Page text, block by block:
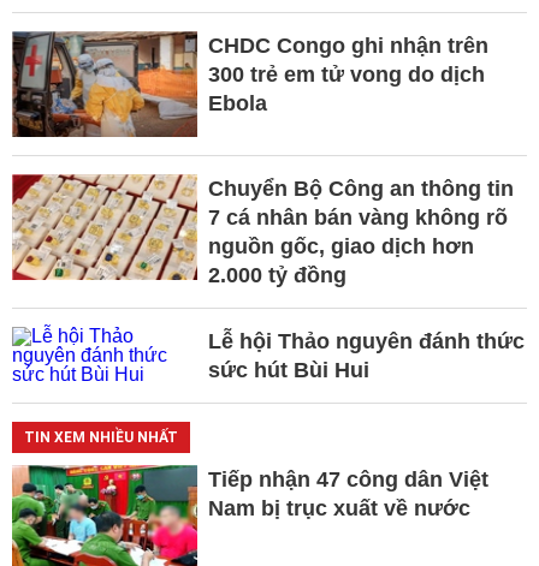
CHDC Congo ghi nhận trên
300 trẻ em tử vong do dịch
Ebola
Chuyển Bộ Công an thông tin
7 cá nhân bán vàng không rõ
nguồn gốc, giao dịch hơn
2.000 tỷ đồng
Lễ hội Thảo nguyên đánh thức
sức hút Bùi Hui
TIN XEM NHIỀU NHẤT
Tiếp nhận 47 công dân Việt
Nam bị trục xuất về nước